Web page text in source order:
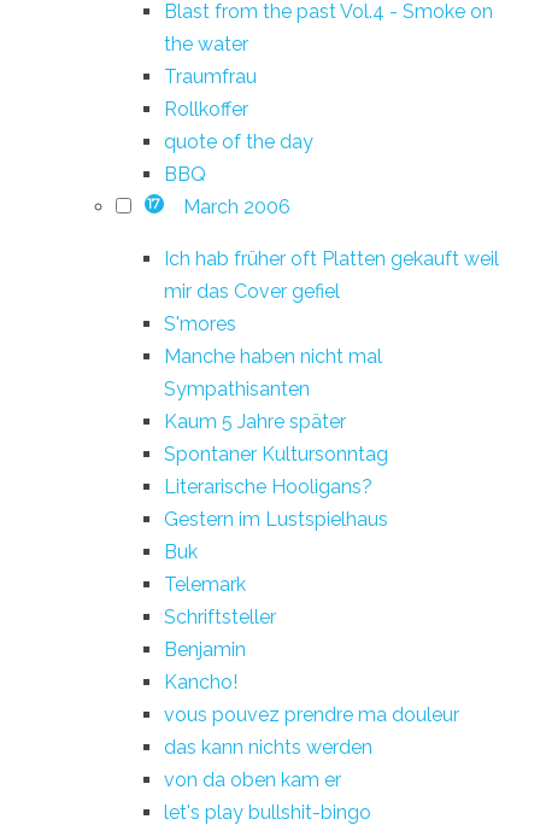
Blast from the past Vol.4 - Smoke on
the water
Traumfrau
Rollkoffer
quote of the day
BBQ
17 March 2006
Ich hab früher oft Platten gekauft weil
mir das Cover gefiel
S'mores
Manche haben nicht mal
Sympathisanten
Kaum 5 Jahre später
Spontaner Kultursonntag
Literarische Hooligans?
Gestern im Lustspielhaus
Buk
Telemark
Schriftsteller
Benjamin
Kancho!
vous pouvez prendre ma douleur
das kann nichts werden
von da oben kam er
let's play bullshit-bingo